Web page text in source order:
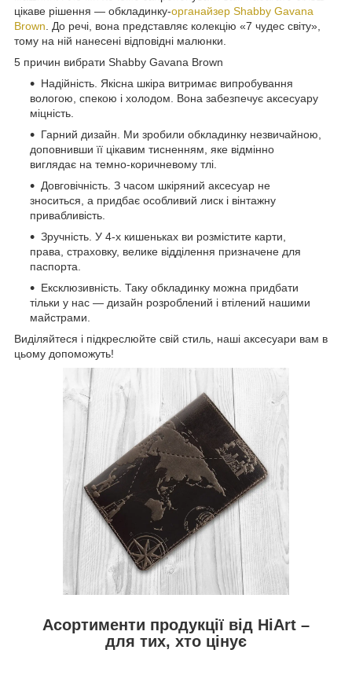
цікаве рішення — обкладинку-органайзер Shabby Gavana
Brown. До речі, вона представляє колекцію «7 чудес світу»,
тому на ній нанесені відповідні малюнки.
5 причин вибрати Shabby Gavana Brown
Надійність. Якісна шкіра витримає випробування
вологою, спекою і холодом. Вона забезпечує аксесуару
міцність.
Гарний дизайн. Ми зробили обкладинку незвичайною,
доповнивши її цікавим тисненням, яке відмінно
виглядає на темно-коричневому тлі.
Довговічність. З часом шкіряний аксесуар не
зноситься, а придбає особливий лиск і вінтажну
привабливість.
Зручність. У 4-х кишеньках ви розмістите карти,
права, страховку, велике відділення призначене для
паспорта.
Ексклюзивність. Таку обкладинку можна придбати
тільки у нас — дизайн розроблений і втілений нашими
майстрами.
Виділяйтеся і підкреслюйте свій стиль, наші аксесуари вам в
цьому допоможуть!
Асортименти продукції від HiArt –
для тих, хто цінує